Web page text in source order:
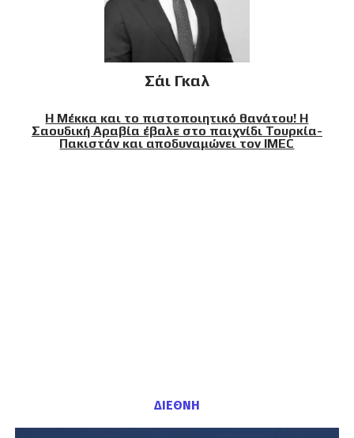
Σάι Γκαλ
Η Μέκκα και το πιστοποιητικό θανάτου! Η
Σαουδική Αραβία έβαλε στο παιχνίδι Τουρκία-
Πακιστάν και αποδυναμώνει τον IMEC
ΔΙΕΘΝΗ